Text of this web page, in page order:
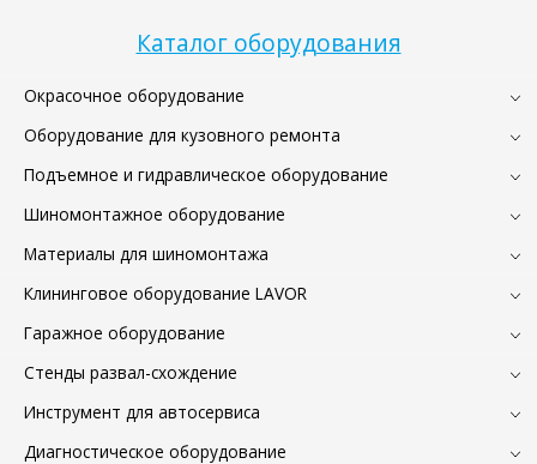
Каталог оборудования
Окрасочное оборудование
Оборудование для кузовного ремонта
Подъемное и гидравлическое оборудование
Шиномонтажное оборудование
Материалы для шиномонтажа
Клининговое оборудование LAVOR
Гаражное оборудование
Стенды развал-схождение
Инструмент для автосервиса
Диагностическое оборудование